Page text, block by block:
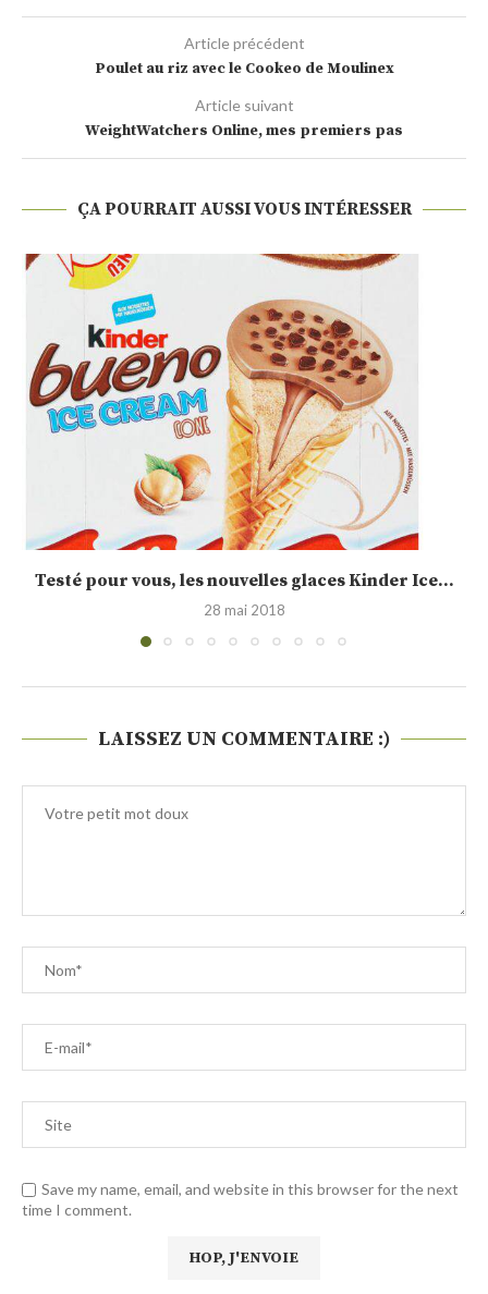
Article précédent
Poulet au riz avec le Cookeo de Moulinex
Article suivant
WeightWatchers Online, mes premiers pas
ÇA POURRAIT AUSSI VOUS INTÉRESSER
Calendrier de l’Avent jour 15 : idée cadeau,...
19 décembre 2015
LAISSEZ UN COMMENTAIRE :)
Save my name, email, and website in this browser for the next
time I comment.